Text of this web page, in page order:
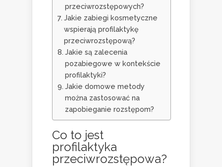
przeciwrozstępowych?
Jakie zabiegi kosmetyczne
wspierają profilaktykę
przeciwrozstępową?
Jakie są zalecenia
pozabiegowe w kontekście
profilaktyki?
Jakie domowe metody
można zastosować na
zapobieganie rozstępom?
Co to jest
profilaktyka
przeciwrozstępowa?